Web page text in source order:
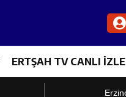
ERTŞAH TV CANLI İZLE